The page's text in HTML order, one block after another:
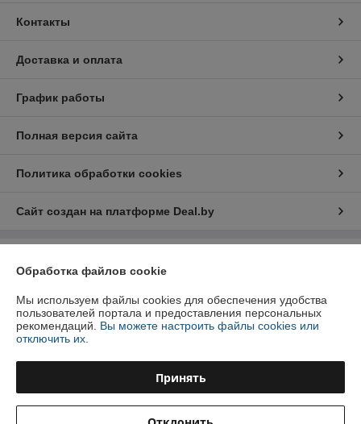
Контакты
Доставка и оплата
График работы
Полная версия сайта
Политика обработки cookies
Сайт создан на платформе Deal.by
«Прамень»
Республика Беларусь, Брестская область, Березовский район
,г.Береза,пер.Березовый,15А
комитет
Обработка файлов cookie
Мы используем файлы cookies для обеспечения удобства
пользователей портала и предоставления персональных
рекомендаций. Вы можете настроить файлы cookies или
отключить их.
Принять